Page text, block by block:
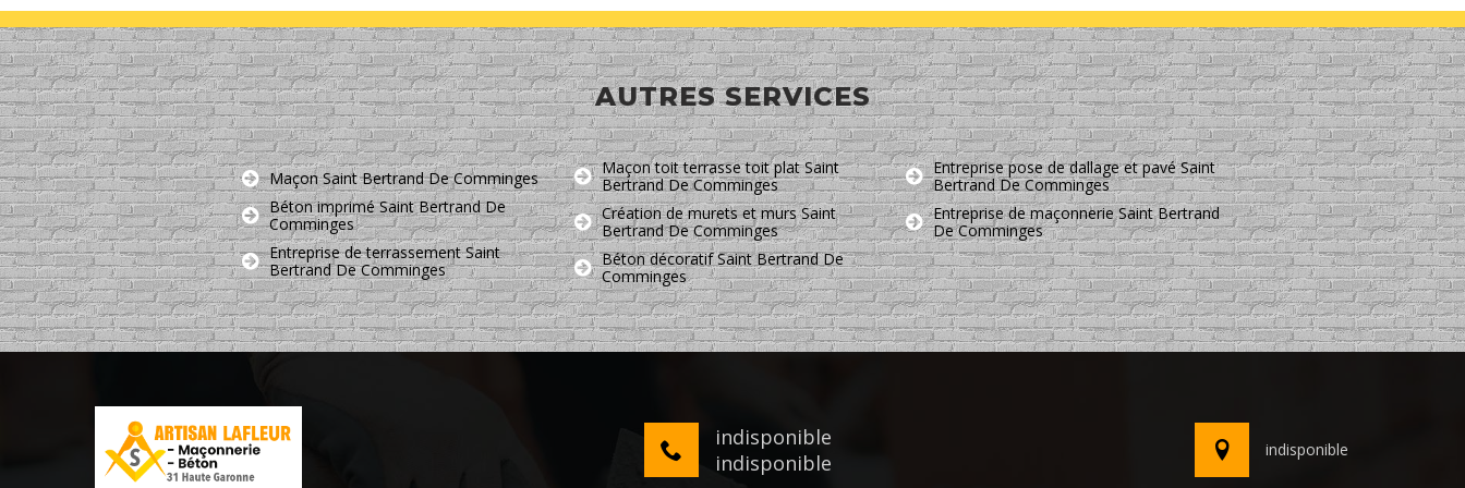
AUTRES SERVICES
Maçon Saint Bertrand De Comminges
Béton imprimé Saint Bertrand De
Comminges
Entreprise de terrassement Saint
Bertrand De Comminges
Maçon toit terrasse toit plat Saint
Bertrand De Comminges
Création de murets et murs Saint
Bertrand De Comminges
Béton décoratif Saint Bertrand De
Comminges
Entreprise pose de dallage et pavé Saint
Bertrand De Comminges
Entreprise de maçonnerie Saint Bertrand
De Comminges
indisponible
indisponible
indisponible